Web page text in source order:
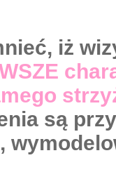
iż
są